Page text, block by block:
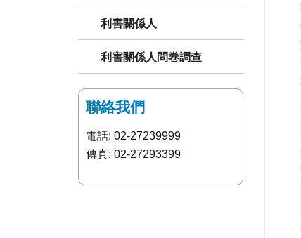
利害關係人
利害關係人問卷調查
聯絡我們
電話: 02-27239999
傳真: 02-27293399